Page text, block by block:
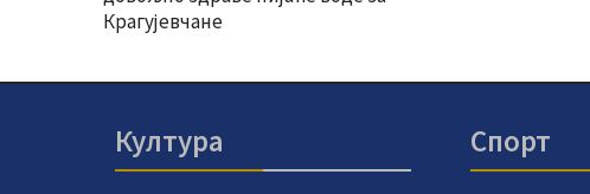
Крагујевчане
Култура Спорт